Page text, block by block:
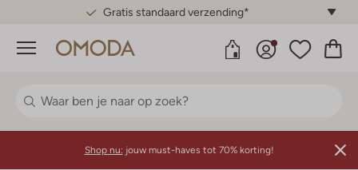
Gratis standaard verzending*
Menu
Shop nu: jouw must-haves tot 70% korting!